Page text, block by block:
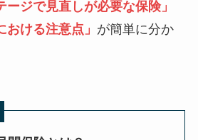
ジで見直しが必要な保険」
おける注意点」 が簡単に分か